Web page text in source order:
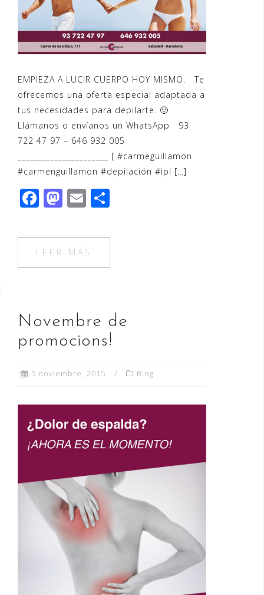
EMPIEZA A LUCIR CUERPO HOY MISMO. Te
ofrecemos una oferta especial adaptada a
tus necesidades para depilarte. 🙂
Llámanos o envíanos un WhatsApp 93
722 47 97 – 646 932 005
______________________ [ ‪#‎carmeguillamon‬
‪#‎carmenguillamon‬ ‪#‎depilación‬ ‪#‎ipl‬ […]
F
c
e
b
k
M
st
o
d
E
ai
l
m
ar
r
LEER MÁS
Novembre de
promocions!
5 noviembre, 2015 Blog